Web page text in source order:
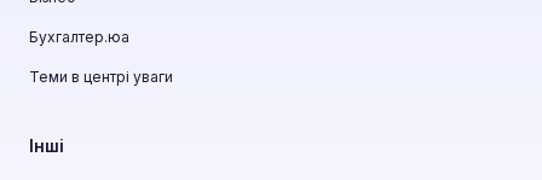
Бухгалтер.юа
Теми в центрі уваги
Інші